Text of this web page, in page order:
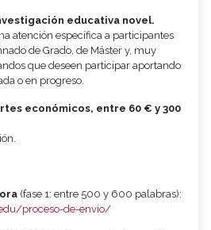
educativa novel.
atención específica a participantes
de Grado, de Máster y, muy
que deseen participar aportando
o en progreso.
económicos, entre 60 € y 300
(fase 1: entre 500 y 600 palabras):
proceso-de-envio/